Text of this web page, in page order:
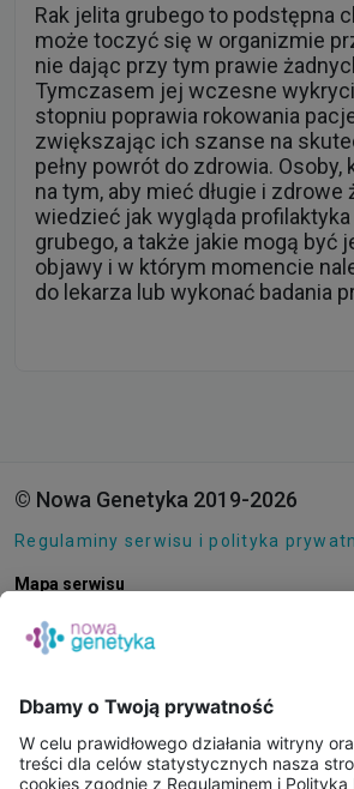
Rak jelita grubego to podstępna
może toczyć się w organizmie
nie dając przy tym prawie
Tymczasem jej wczesne
stopniu poprawia rokowania
zwiększając ich szanse na
pełny powrót do zdrowia. Osoby,
na tym, aby mieć długie i zdrowe
wiedzieć jak wygląda profilaktyka
grubego, a także jakie mogą być
objawy i w którym momencie
do lekarza lub wykonać badania
© Nowa Genetyka 2019-2026
Regulaminy serwisu i polityka
Mapa serwisu
E-SKLEP
PUNKTY POBRAŃ
KONSULTACJE ONLINE